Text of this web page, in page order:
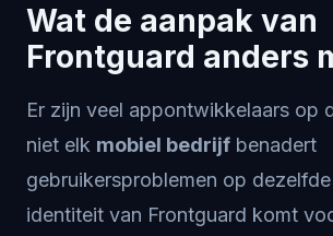
Wat de aanpak van
Frontguard anders
Er zijn veel appontwikkelaars op
niet elk mobiel bedrijf benadert
gebruikersproblemen op
identiteit van Frontguard komt